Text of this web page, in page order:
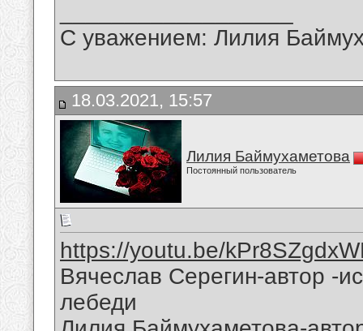
С уважением: Лилия
18.03.2021, 15:57
Лилия Баймухаметова
Постоянный пользователь
https://youtu.be/
Вячеслав Серегин-автор -
лебеди